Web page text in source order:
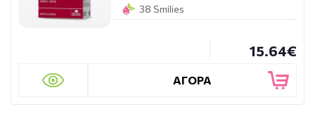
38 Smilies
15.64€
ΑΓΟΡΑ